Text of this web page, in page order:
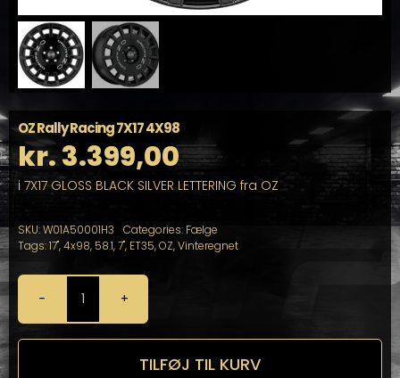
OZ Rally Racing 7X17 4X98
kr.3.399,00
i 7X17 GLOSS BLACK SILVER LETTERING fra OZ
SKU:W01A50001H3 Categories: Fælge
Tags:17",4x98, 58.1,7", ET35,OZ,Vinteregnet
OZ
Rally
Racing
TILFØJ TIL KURV